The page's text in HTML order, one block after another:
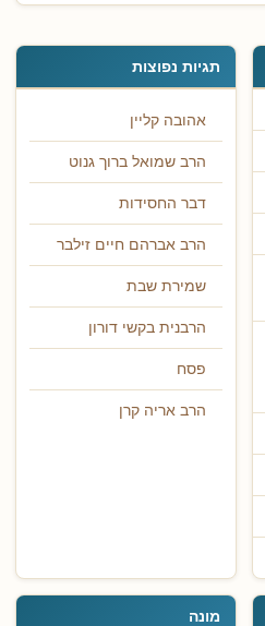
תגיות נפוצות
אהובה קליין
הרב שמואל ברוך גנוט
דבר החסידות
הרב אברהם חיים זילבר
שמירת שבת
הרבנית בקשי דורון
פסח
הרב אריה קרן
מונה